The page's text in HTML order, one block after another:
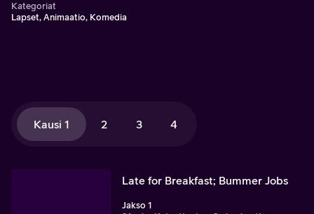
Kategoriat
Lapset, Animaatio, Komedia
Kausi 1 2 3 4
Late for Breakfast; Bummer Jobs
Jakso 1